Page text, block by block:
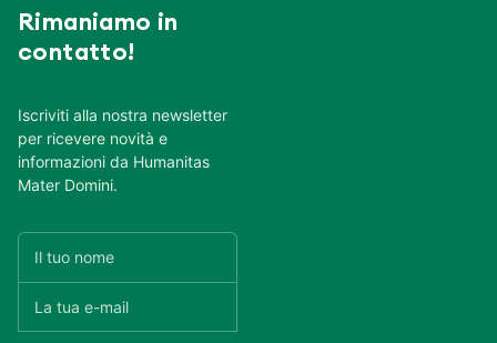
Rimaniamo in
contatto!
Iscriviti alla nostra newsletter
per ricevere novità e
informazioni da Humanitas
Mater Domini.